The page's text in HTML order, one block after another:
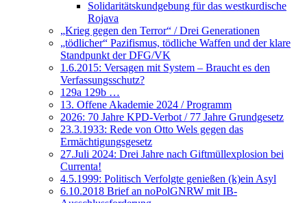
Solidaritätskundgebung für das westkurdische
Rojava
„Krieg gegen den Terror“ / Drei Generationen
„tödlicher“ Pazifismus, tödliche Waffen und der klare
Standpunkt der DFG/VK
1.6.2015: Versagen mit System – Braucht es den
Verfassungsschutz?
129a 129b …
13. Offene Akademie 2024 / Programm
2026: 70 Jahre KPD-Verbot / 77 Jahre Grundgesetz
23.3.1933: Rede von Otto Wels gegen das
Ermächtigungsgesetz
27.Juli 2024: Drei Jahre nach Giftmüllexplosion bei
Currenta!
4.5.1999: Politisch Verfolgte genießen (k)ein Asyl
6.10.2018 Brief an noPolGNRW mit IB-